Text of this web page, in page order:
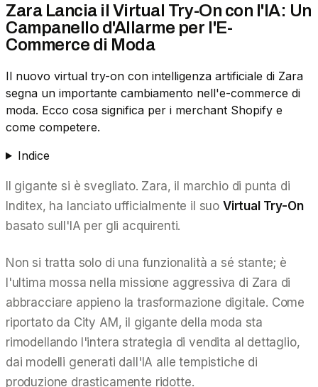
Zara Lancia il Virtual Try-On con l'IA: Un
Campanello d'Allarme per l'E-
Commerce di Moda
Il nuovo virtual try-on con intelligenza artificiale di Zara
segna un importante cambiamento nell'e-commerce di
moda. Ecco cosa significa per i merchant Shopify e
come competere.
Indice
Il gigante si è svegliato. Zara, il marchio di punta di
Inditex, ha lanciato ufficialmente il suo Virtual Try-On
basato sull'IA per gli acquirenti.
Non si tratta solo di una funzionalità a sé stante; è
l'ultima mossa nella missione aggressiva di Zara di
abbracciare appieno la trasformazione digitale. Come
riportato da City AM, il gigante della moda sta
rimodellando l'intera strategia di vendita al dettaglio,
dai modelli generati dall'IA alle tempistiche di
produzione drasticamente ridotte.